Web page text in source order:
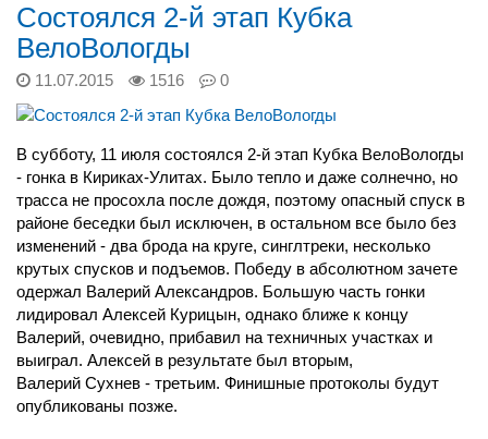
Состоялся 2-й этап Кубка
ВелоВологды
11.07.2015 1516 0
В субботу, 11 июля состоялся 2-й этап Кубка ВелоВологды
- гонка в Кириках-Улитах. Было тепло и даже солнечно, но
трасса не просохла после дождя, поэтому опасный спуск в
районе беседки был исключен, в остальном все было без
изменений - два брода на круге, синглтреки, несколько
крутых спусков и подъемов. Победу в абсолютном зачете
одержал Валерий Александров. Большую часть гонки
лидировал Алексей Курицын, однако ближе к концу
Валерий, очевидно, прибавил на техничных участках и
выиграл. Алексей в результате был вторым,
Валерий Сухнев - третьим. Финишные протоколы будут
опубликованы позже.